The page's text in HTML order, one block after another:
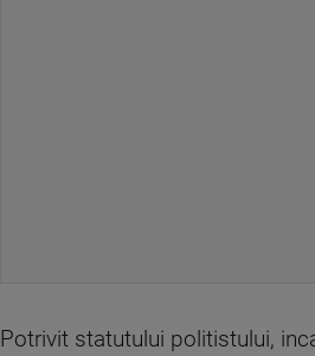
Potrivit statutului politistului,